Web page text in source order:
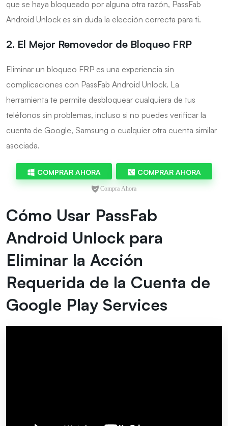
que se haya bloqueado por alguna otra razón, PassFab
Android Unlock es sin duda la elección correcta para ti.
2. El Mejor Removedor de Bloqueo FRP
Eliminar un bloqueo FRP es una experiencia sin
complicaciones con PassFab Android Unlock. La
herramienta te permite desbloquear cualquiera de tus
teléfonos sin problemas, incluso si no puedes verificar la
cuenta de Google, Samsung o cualquier otra cuenta similar
asociada.
COMPRAR AHORA COMPRAR AHORA
Cómo Usar PassFab
Android Unlock para
Eliminar la Acción
Requerida de la Cuenta de
Google Play Services